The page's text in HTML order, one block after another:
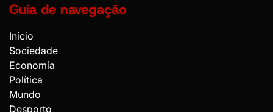
Guia de navegação
Início
Sociedade
Economia
Política
Mundo
Desporto